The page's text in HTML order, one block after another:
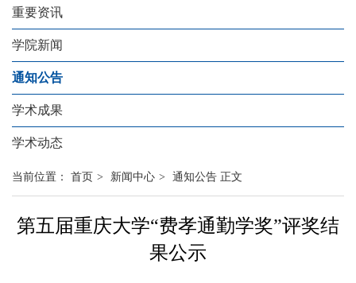
重要资讯
学院新闻
通知公告
学术成果
学术动态
当前位置： 首页 > 新闻中心 > 通知公告 正文
第五届重庆大学“费孝通勤学奖”评奖结
果公示